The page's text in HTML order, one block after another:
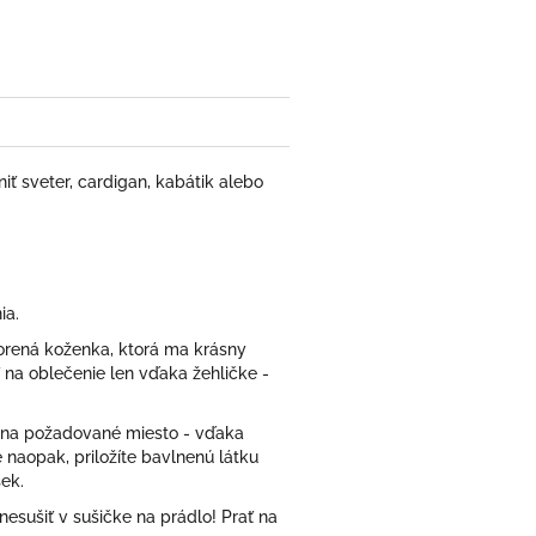
sveter, cardigan, kabátik alebo
koženka, ktorá ma krásny
oblečenie len vďaka žehličke -
požadované miesto - vďaka
priložíte bavlnenú látku
v sušičke na prádlo! Prať na